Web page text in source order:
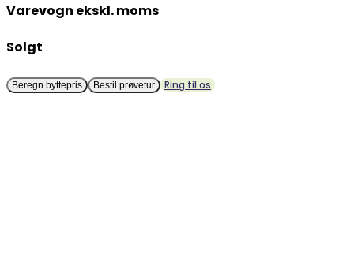
Varevogn ekskl. moms
Solgt
Beregn byttepris Bestil prøvetur Ring til os